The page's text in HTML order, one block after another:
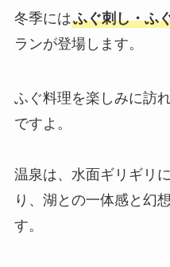
冬季にはふぐ刺し・ふ
ランが登場します。
ふぐ料理を楽しみに訪
ですよ。
温泉は、水面ギリギリ
り、湖との一体感と幻
す。